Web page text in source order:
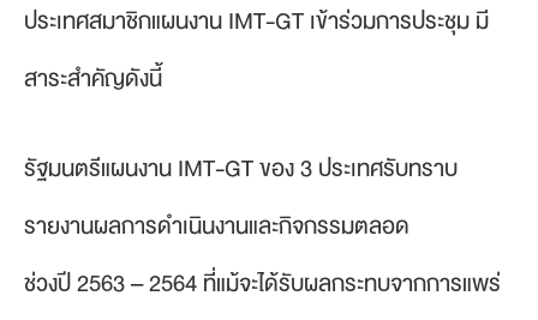
ประเทศสมาชิกแผนงาน IMT-GT เข้าร่วมการประชุม มี
สาระสำคัญดังนี้
รัฐมนตรีแผนงาน IMT-GT ของ 3 ประเทศรับทราบ
รายงานผลการดำเนินงานและกิจกรรมตลอด
ช่วงปี 2563 – 2564 ที่แม้จะได้รับผลกระทบจากการแพร่